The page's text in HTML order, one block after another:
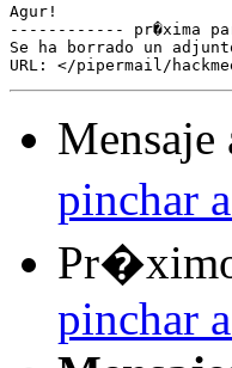
Agur!
------------ pr�xima
Se ha borrado un
Mensaje
pinchar
pinchar